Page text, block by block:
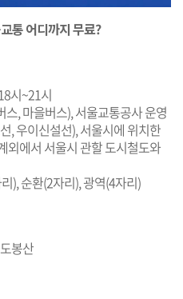
통 어디까지 무료?
시~21시
, 마을버스), 서울교통공사 운영
, 우이신설선), 서울시에 위치한
외에서 서울시 관할 도시철도와
), 순환(2자리), 광역(4자리)
봉산